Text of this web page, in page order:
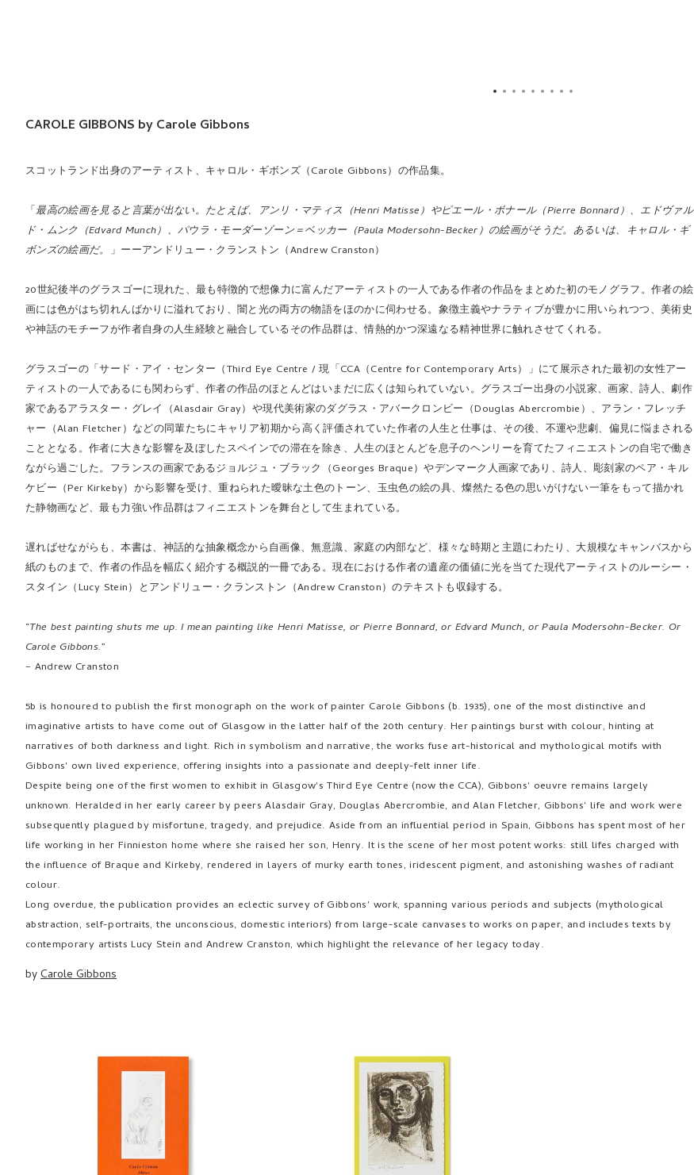
CAROLE GIBBONS by Carole Gibbons
スコットランド出身のアーティスト、キャロル・ギボンズ（Carole Gibbons）の作品集。
「最高の絵画を見ると言葉が出ない。たとえば、アンリ・マティス（Henri Matisse）やピエール・ボナール（Pierre Bonnard）、エドヴァル
ド・ムンク（Edvard Munch）、パウラ・モーダーゾーン＝ベッカー（Paula Modersohn-Becker）の絵画がそうだ。あるいは、キャロル・ギ
ボンズの絵画だ。 」ーーアンドリュー・クランストン（Andrew Cranston）
20世紀後半のグラスゴーに現れた、最も特徴的で想像力に富んだアーティストの一人である作者の作品をまとめた初のモノグラフ。作者の絵
画には色がはち切れんばかりに溢れており、闇と光の両方の物語をほのかに伺わせる。象徴主義やナラティブが豊かに用いられつつ、美術史
や神話のモチーフが作者自身の人生経験と融合しているその作品群は、情熱的かつ深遠なる精神世界に触れさせてくれる。
グラスゴーの「サード・アイ・センター（Third Eye Centre / 現「CCA（Centre for Contemporary Arts）」にて展示された最初の女性アー
ティストの一人であるにも関わらず、作者の作品のほとんどはいまだに広くは知られていない。グラスゴー出身の小説家、画家、詩人、劇作
家であるアラスター・グレイ（Alasdair Gray）や現代美術家のダグラス・アバークロンビー（Douglas Abercrombie）、アラン・フレッチ
ャー（Alan Fletcher）などの同輩たちにキャリア初期から高く評価されていた作者の人生と仕事は、その後、不運や悲劇、偏見に悩まされる
こととなる。作者に大きな影響を及ぼしたスペインでの滞在を除き、人生のほとんどを息子のヘンリーを育てたフィニエストンの自宅で働き
ながら過ごした。フランスの画家であるジョルジュ・ブラック（Georges Braque）やデンマーク人画家であり、詩人、彫刻家のペア・キル
ケビー（Per Kirkeby）から影響を受け、重ねられた曖昧な土色のトーン、玉虫色の絵の具、燦然たる色の思いがけない一筆をもって描かれ
た静物画など、最も力強い作品群はフィニエストンを舞台として生まれている。
遅ればせながらも、本書は、神話的な抽象概念から自画像、無意識、家庭の内部など、様々な時期と主題にわたり、大規模なキャンバスから
紙のものまで、作者の作品を幅広く紹介する概説的一冊である。現在における作者の遺産の価値に光を当てた現代アーティストのルーシー・
スタイン（Lucy Stein）とアンドリュー・クランストン（Andrew Cranston）のテキストも収録する。
“The best painting shuts me up. I mean painting like Henri Matisse, or Pierre Bonnard, or Edvard Munch, or Paula Modersohn-Becker. Or
Carole Gibbons.”
– Andrew Cranston
5b is honoured to publish the first monograph on the work of painter Carole Gibbons (b. 1935), one of the most distinctive and
imaginative artists to have come out of Glasgow in the latter half of the 20th century. Her paintings burst with colour, hinting at
narratives of both darkness and light. Rich in symbolism and narrative, the works fuse art-historical and mythological motifs with
Gibbons' own lived experience, offering insights into a passionate and deeply-felt inner life.
Despite being one of the first women to exhibit in Glasgow's Third Eye Centre (now the CCA), Gibbons' oeuvre remains largely
unknown. Heralded in her early career by peers Alasdair Gray, Douglas Abercrombie, and Alan Fletcher, Gibbons' life and work were
subsequently plagued by misfortune, tragedy, and prejudice. Aside from an influential period in Spain, Gibbons has spent most of her
life working in her Finnieston home where she raised her son, Henry. It is the scene of her most potent works: still lifes charged with
the influence of Braque and Kirkeby, rendered in layers of murky earth tones, iridescent pigment, and astonishing washes of radiant
colour.
Long overdue, the publication provides an eclectic survey of Gibbons' work, spanning various periods and subjects (mythological
abstraction, self-portraits, the unconscious, domestic interiors) from large-scale canvases to works on paper, and includes texts by
contemporary artists Lucy Stein and Andrew Cranston, which highlight the relevance of her legacy today.
byCarole Gibbons